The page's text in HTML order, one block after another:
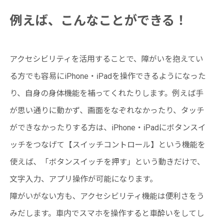
例えば、こんなことができる！
アクセシビリティを活用することで、障がいを抱えてい
る方でも容易にiPhone・iPadを操作できるようになった
り、自身の身体機能を補ってくれたりします。例えば手
が思い通りに動かず、画面をなぞれなかったり、タッチ
ができなかったりする方は、iPhone・iPadにボタンスイ
ッチをつなげて【スイッチコントロール】という機能を
使えば、「ボタンスイッチを押す」という動きだけで、
文字入力、アプリ操作が可能になります。
障がいがない方も、アクセシビリティ機能は便利さをう
みだします。車内でスマホを操作すると車酔いをしてし